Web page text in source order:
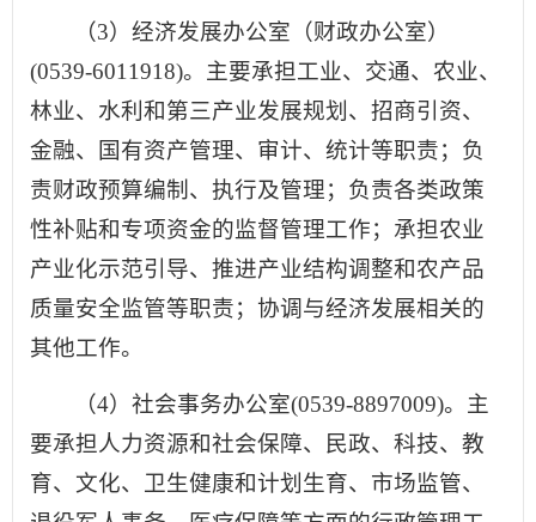
（3）经济发展办公室（财政办公室）
(0539-6011918)。主要承担工业、交通、农业、
林业、水利和第三产业发展规划、招商引资、
金融、国有资产管理、审计、统计等职责；负
责财政预算编制、执行及管理；负责各类政策
性补贴和专项资金的监督管理工作；承担农业
产业化示范引导、推进产业结构调整和农产品
质量安全监管等职责；协调与经济发展相关的
其他工作。
（4）社会事务办公室(0539-8897009)。主
要承担人力资源和社会保障、民政、科技、教
育、文化、卫生健康和计划生育、市场监管、